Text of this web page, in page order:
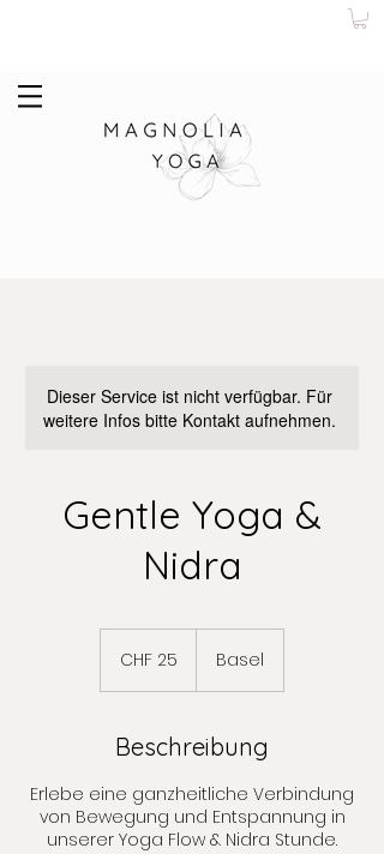
Dieser Service ist nicht verfügbar. Für
weitere Infos bitte Kontakt aufnehmen.
Gentle Yoga &
Nidra
Franken
CHF 25 Basel
Beschreibung
Erlebe eine ganzheitliche Verbindung
von Bewegung und Entspannung in
unserer Yoga Flow & Nidra Stunde.